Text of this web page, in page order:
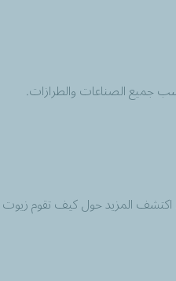
جميع الصناعات والطرازات.
المزيد حول كيف تقوم زيوت